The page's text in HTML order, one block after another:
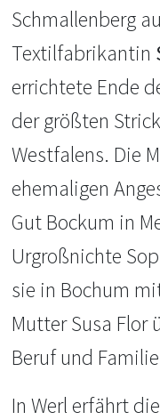
Schmallenberg
Textilfabrikantin
errichtete Ende
der größten
Westfalens. Die
ehemaligen
Gut Bockum in
Urgroßnichte
sie in Bochum
Mutter Susa Flor
Beruf und
In Werl erfährt